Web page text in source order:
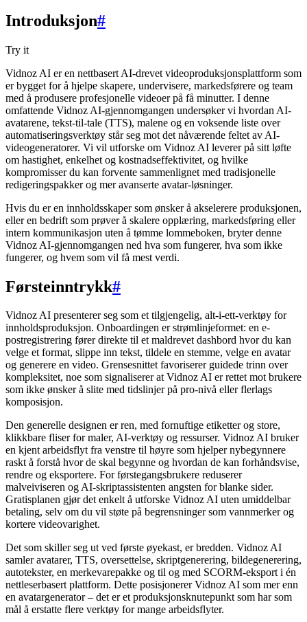
Introduksjon#
Try it
Vidnoz AI er en nettbasert AI-drevet videoproduksjonsplattform som
er bygget for å hjelpe skapere, undervisere, markedsførere og team
med å produsere profesjonelle videoer på få minutter. I denne
omfattende Vidnoz AI-gjennomgangen undersøker vi hvordan AI-
avatarene, tekst-til-tale (TTS), malene og en voksende liste over
automatiseringsverktøy står seg mot det nåværende feltet av AI-
videogeneratorer. Vi vil utforske om Vidnoz AI leverer på sitt løfte
om hastighet, enkelhet og kostnadseffektivitet, og hvilke
kompromisser du kan forvente sammenlignet med tradisjonelle
redigeringspakker og mer avanserte avatar-løsninger.
Hvis du er en innholdsskaper som ønsker å akselerere produksjonen,
eller en bedrift som prøver å skalere opplæring, markedsføring eller
intern kommunikasjon uten å tømme lommeboken, bryter denne
Vidnoz AI-gjennomgangen ned hva som fungerer, hva som ikke
fungerer, og hvem som vil få mest verdi.
Førsteinntrykk#
Vidnoz AI presenterer seg som et tilgjengelig, alt-i-ett-verktøy for
innholdsproduksjon. Onboardingen er strømlinjeformet: en e-
postregistrering fører direkte til et maldrevet dashbord hvor du kan
velge et format, slippe inn tekst, tildele en stemme, velge en avatar
og generere en video. Grensesnittet favoriserer guidede trinn over
kompleksitet, noe som signaliserer at Vidnoz AI er rettet mot brukere
som ikke ønsker å slite med tidslinjer på pro-nivå eller flerlags
komposisjon.
Den generelle designen er ren, med fornuftige etiketter og store,
klikkbare fliser for maler, AI-verktøy og ressurser. Vidnoz AI bruker
en kjent arbeidsflyt fra venstre til høyre som hjelper nybegynnere
raskt å forstå hvor de skal begynne og hvordan de kan forhåndsvise,
rendre og eksportere. For førstegangsbrukere reduserer
malveiviseren og AI-skriptassistenten angsten for blanke sider.
Gratisplanen gjør det enkelt å utforske Vidnoz AI uten umiddelbar
betaling, selv om du vil støte på begrensninger som vannmerker og
kortere videovarighet.
Det som skiller seg ut ved første øyekast, er bredden. Vidnoz AI
samler avatarer, TTS, oversettelse, skriptgenerering, bildegenerering,
autotekster, en merkevarepakke og til og med SCORM-eksport i én
nettleserbasert plattform. Dette posisjonerer Vidnoz AI som mer enn
en avatargenerator – det er et produksjonsknutepunkt som har som
mål å erstatte flere verktøy for mange arbeidsflyter.